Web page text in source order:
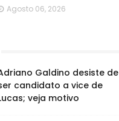
Agosto 06, 2026
Galdino desiste de
candidato a vice de
veja motivo